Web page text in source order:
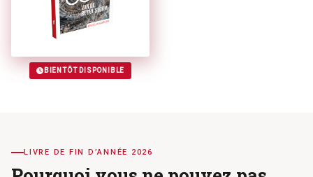
BIENTÔT DISPONIBLE
LIVRE DE FIN D’ANNÉE 2026